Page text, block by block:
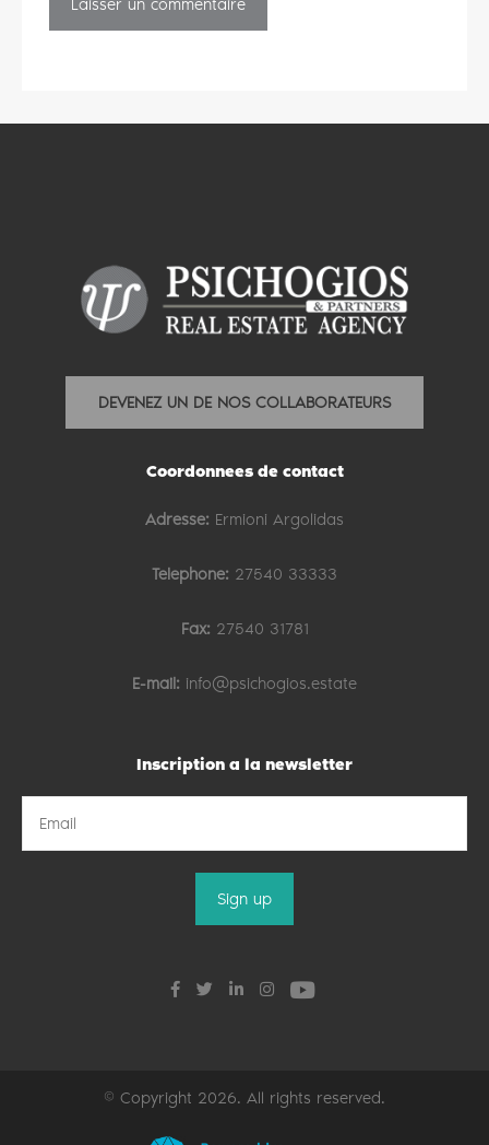
DEVENEZ UN DE NOS COLLABORATEURS
Coordonnees de contact
Adresse: Ermioni Argolidas
Telephone: 27540 33333
Fax: 27540 31781
E-mail: info@psichogios.estate
Inscription a la newsletter
© Copyright 2026. All rights reserved.